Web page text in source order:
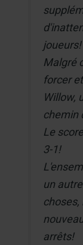
joueurs!
Malgré
forcer
Willow,
chemin
Le
3-1!
un
arrêts!